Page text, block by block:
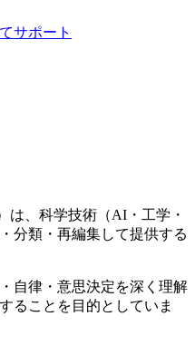
サポート
は、科学技術（AI・工学・
分類・再編集して提供する
自律・意思決定を深く理解
ることを目的としていま